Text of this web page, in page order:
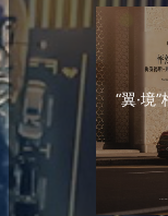
“翼·境